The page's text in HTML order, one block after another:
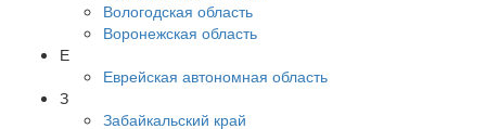
Вологодская область
Воронежская область
Е
Еврейская автономная область
З
Забайкальский край